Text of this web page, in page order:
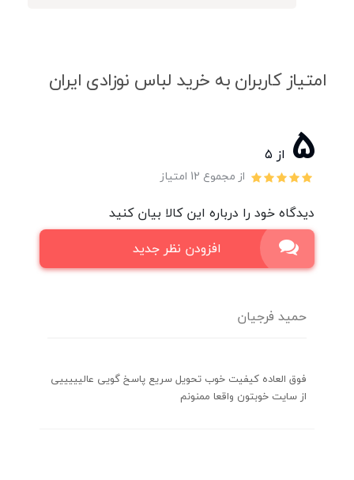
امتیاز کاربران به خرید لباس نوزادی ایران
5 از ۵
از مجموع 12 امتیاز
دیدگاه خود را درباره این کالا بیان کنید
افزودن نظر جدید
حمید فرجیان
فوق العاده کیفیت خوب تحویل سریع پاسخ گویی عالیییییی
از سایت خوبتون واقعا ممنونم